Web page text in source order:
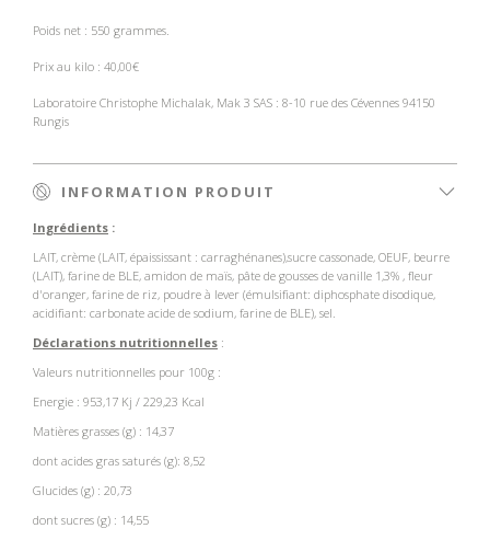
Poids net : 550 grammes.
Prix au kilo : 40,00€
Laboratoire Christophe Michalak, Mak 3 SAS : 8-10 rue des Cévennes 94150
Rungis
INFORMATION PRODUIT
Ingrédients :
LAIT, crème (LAIT, épaississant : carraghénanes),sucre cassonade, OEUF, beurre
(LAIT), farine de BLE, amidon de maïs, pâte de gousses de vanille 1,3% , fleur
d'oranger, farine de riz, poudre à lever (émulsifiant: diphosphate disodique,
acidifiant: carbonate acide de sodium, farine de BLE), sel.
Déclarations nutritionnelles :
Valeurs nutritionnelles pour 100g :
Energie : 953,17 Kj / 229,23 Kcal
Matières grasses (g) : 14,37
dont acides gras saturés (g): 8,52
Glucides (g) : 20,73
dont sucres (g) : 14,55